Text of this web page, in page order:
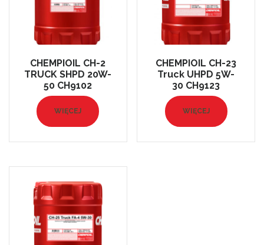
CHEMPIOIL CH-2
TRUCK SHPD 20W-
50 CH9102
WIĘCEJ
CHEMPIOIL CH-23
Truck UHPD 5W-
30 CH9123
WIĘCEJ